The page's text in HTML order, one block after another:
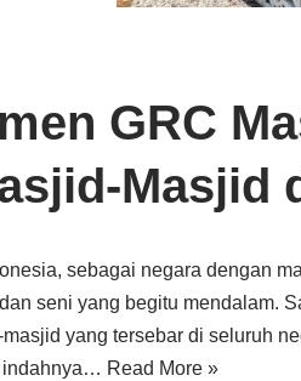
GRC
Masjid
sebagai negara dengan
seni yang begitu mendalam.
yang tersebar di seluruh
indahnya… Read More »